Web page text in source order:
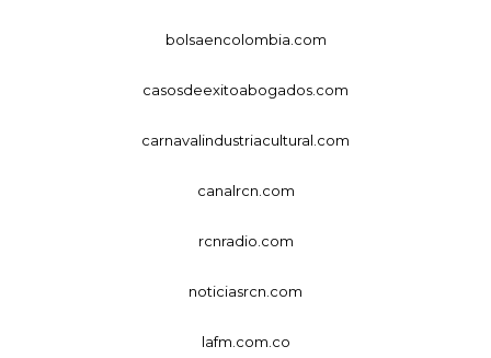
bolsaencolombia.com
casosdeexitoabogados.com
carnavalindustriacultural.com
canalrcn.com
rcnradio.com
noticiasrcn.com
lafm.com.co